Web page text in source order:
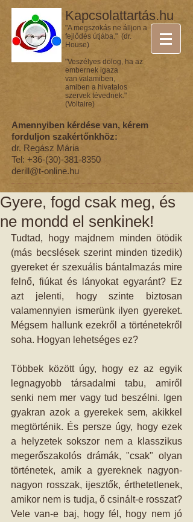
Kapcsolattartás.hu
"A megszokás ne álljon a
fejlődés útjába." (dr.
House)
"Veszélyes dolog, ha az
embernek igaza
van valamiben,
amiben a hivatalos
szervek tévednek."
(Voltaire)
Amennyiben kérdése van, kérem
forduljon szakértőnkhöz:
dr. Regász Mária
Tel: +36-(30)-381-8350
derill@t-online.hu
Gyere, fogd csak meg, és
ne mondd el senkinek!
Tudtad, hogy majdnem minden ötödik
(más becslések szerint minden tizedik)
gyereket ér szexuális bántalmazás mire
felnő, fiúkat és lányokat egyaránt? Ez
azt jelenti, hogy szinte biztosan
valamennyien ismerünk ilyen gyereket.
Mégsem hallunk ezekről a történetekről
soha. Hogyan lehetséges ez?
Többek között úgy, hogy ez az egyik
legnagyobb társadalmi tabu, amiről
senki nem mer vagy tud beszélni. Igen
gyakran azok a gyerekek sem, akikkel
megtörténik. És persze úgy, hogy ezek
a helyzetek sokszor nem a klasszikus
megerőszakolós drámák, "csak" olyan
történetek, amik a gyereknek nagyon-
nagyon rosszak, ijesztők, érthetetlenek,
amikor nem is tudja, ő csinált-e rosszat?
Vele van-e baj, hogy fél, hogy nem jó